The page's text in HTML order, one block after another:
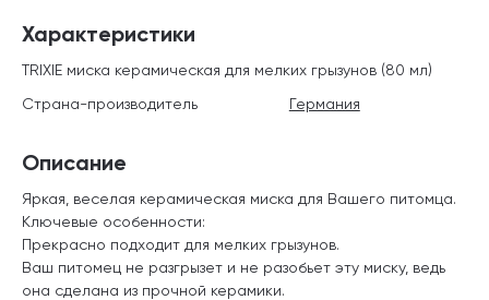
Описание
Яркая, веселая керамическая миска для Вашего питомца.
Ключевые особенности:
Прекрасно подходит для мелких грызунов.
Ваш питомец не разгрызет и не разобьет эту миску, ведь
она сделана из прочной керамики.
Характеристики
TRIXIE миска керамическая для мелких грызунов (80 мл)
Страна-производитель
Германия